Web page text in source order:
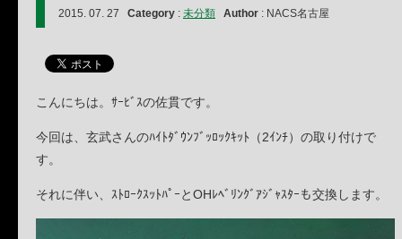
2015. 07. 27 Category : 未分類 Author : NACS名古屋
こんにちは。ｻｰﾋﾞｽの佐貫です。
今回は、玄武さんのﾊｲﾄﾀﾞｳﾝﾌﾞｯﾛｯｸｷｯﾄ（2ｲﾝﾁ）の取り付けで
す。
それに伴い、ｽﾄﾛｰｸｽｯﾄﾊﾟｰとOHﾚﾍﾞﾘﾝｸﾞｱｼﾞｬｽﾀｰも交換します。